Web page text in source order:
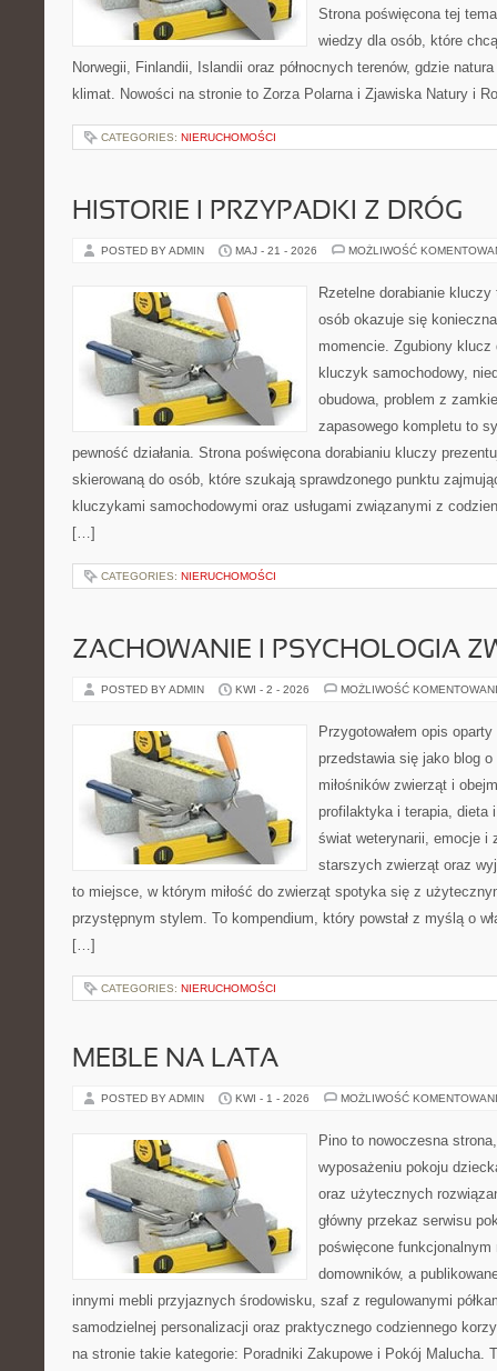
Strona poświęcona tej
wiedzy dla osób, które
Norwegii, Finlandii, Islandii oraz północnych terenów, gdzie
klimat. Nowości na stronie to Zorza Polarna i Zjawiska Natury i
CATEGORIES: NIERUCHOMOŚCI
HISTORIE I PRZYPADKI Z DRÓG
POSTED BY ADMIN MAJ - 21 - 2026 MOŻLIWOŚĆ
Rzetelne dorabianie
osób okazuje się
momencie. Zgubiony
kluczyk samochodowy,
obudowa, problem z
zapasowego kompletu to
pewność działania. Strona poświęcona dorabianiu kluczy
skierowaną do osób, które szukają sprawdzonego punktu
kluczykami samochodowymi oraz usługami związanymi z
[…]
CATEGORIES: NIERUCHOMOŚCI
ZACHOWANIE I PSYCHOLOGIA
POSTED BY ADMIN KWI - 2 - 2026 MOŻLIWOŚĆ
Przygotowałem opis
przedstawia się jako blog
miłośników zwierząt i
profilaktyka i terapia, dieta
świat weterynarii, emocje i
starszych zwierząt oraz
to miejsce, w którym miłość do zwierząt spotyka się z
przystępnym stylem. To kompendium, który powstał z myślą o
[…]
CATEGORIES: NIERUCHOMOŚCI
MEBLE NA LATA
POSTED BY ADMIN KWI - 1 - 2026 MOŻLIWOŚĆ
Pino to nowoczesna
wyposażeniu pokoju
oraz użytecznych
główny przekaz serwisu
poświęcone
domowników, a
innymi mebli przyjaznych środowisku, szaf z regulowanymi
samodzielnej personalizacji oraz praktycznego codziennego
na stronie takie kategorie: Poradniki Zakupowe i Pokój Malucha.